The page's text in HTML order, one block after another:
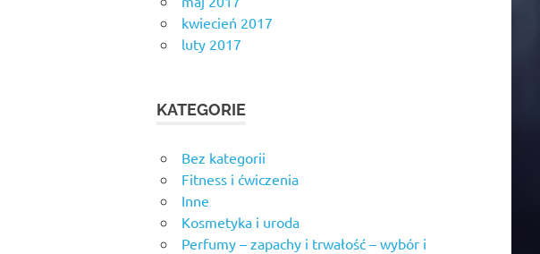
kwiecień 2017
luty 2017
KATEGORIE
Bez kategorii
Fitness i ćwiczenia
Inne
Kosmetyka i uroda
Perfumy – zapachy i trwałość – wybór i